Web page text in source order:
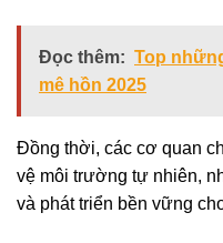
Đọc thêm: Top
mê hồn 2025
Đồng thời, các cơ quan
vệ môi trường tự nhiên,
và phát triển bền vững